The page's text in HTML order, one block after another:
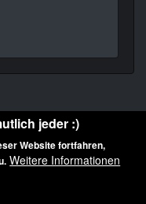
2026 der Film Noir de. Alle
jeder :)
Website fortfahren,
Weitere Informationen